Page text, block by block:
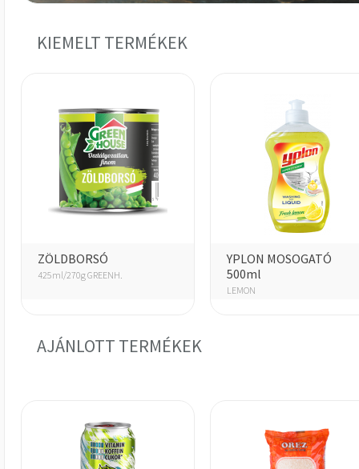
KIEMELT TERMÉKEK
ZÖLDBORSÓ
425ml/270g GREENH.
YPLON MOSOGATÓ
500ml
LEMON
AJÁNLOTT TERMÉKEK